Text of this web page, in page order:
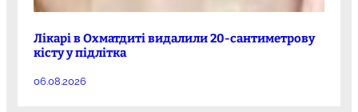
Лікарі в Охматдиті видалили 20-сантиметрову
кісту у підлітка
06.08.2026